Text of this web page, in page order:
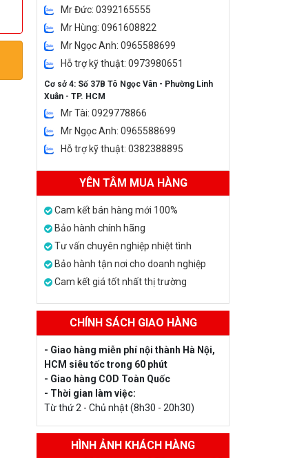
Mr Đức: 0392165555
Mr Hùng: 0961608822
Mr Ngọc Anh: 0965588699
Hỗ trợ kỹ thuật: 0973980651
Cơ sở 4: Số 37B Tô Ngọc Vân - Phường Linh
Xuân - TP. HCM
Mr Tài: 0929778866
Mr Ngọc Anh: 0965588699
Hỗ trợ kỹ thuật: 0382388895
YÊN TÂM MUA HÀNG
Cam kết bán hàng mới 100%
Bảo hành chính hãng
Tư vấn chuyên nghiệp nhiệt tình
Bảo hành tận nơi cho doanh nghiệp
Cam kết giá tốt nhất thị trường
CHÍNH SÁCH GIAO HÀNG
- Giao hàng miễn phí nội thành Hà Nội,
HCM siêu tốc trong 60 phút
- Giao hàng COD Toàn Quốc
- Thời gian làm việc:
Từ thứ 2 - Chủ nhật (8h30 - 20h30)
HÌNH ẢNH KHÁCH HÀNG